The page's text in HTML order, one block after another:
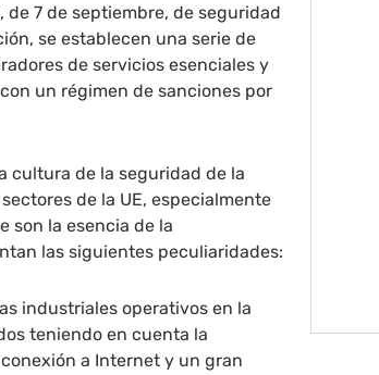
de 7 de septiembre, de seguridad
se establecen una serie de
de servicios esenciales y
un régimen de sanciones por
cultura de la seguridad de la
de la UE, especialmente
son la esencia de la
las siguientes peculiaridades:
industriales operativos en la
teniendo en cuenta la
a Internet y un gran